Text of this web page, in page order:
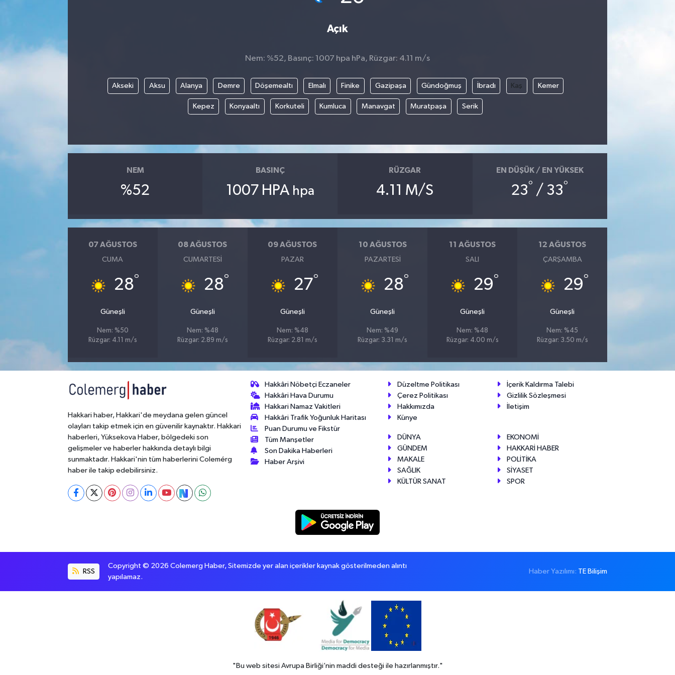
Açık
Nem: %52, Basınç: 1007 hpa hPa, Rüzgar: 4.11 m/s
Akseki Aksu Alanya Demre Döşemealtı Elmalı Finike Gazipaşa Gündoğmuş İbradı Kaş Kemer
Kepez Konyaaltı Korkuteli Kumluca Manavgat Muratpaşa Serik
NEM
%52
BASINÇ
1007 HPA hpa
RÜZGAR
4.11 M/S
EN DÜŞÜK / EN YÜKSEK
23° / 33°
07 AĞUSTOS
CUMA
28°
Güneşli
Nem: %50
Rüzgar: 4.11 m/s
08 AĞUSTOS
CUMARTESI
28°
Güneşli
Nem: %48
Rüzgar: 2.89 m/s
09 AĞUSTOS
PAZAR
27°
Güneşli
Nem: %48
Rüzgar: 2.81 m/s
10 AĞUSTOS
PAZARTESI
28°
Güneşli
Nem: %49
Rüzgar: 3.31 m/s
11 AĞUSTOS
SALI
29°
Güneşli
Nem: %48
Rüzgar: 4.00 m/s
12 AĞUSTOS
ÇARŞAMBA
29°
Güneşli
Nem: %45
Rüzgar: 3.50 m/s
Hakkari haber, Hakkari'de meydana gelen güncel
olayları takip etmek için en güvenilir kaynaktır. Hakkari
haberleri, Yüksekova Haber, bölgedeki son
gelişmeler ve haberler hakkında detaylı bilgi
sunmaktadır. Hakkari'nin tüm haberlerini Colemérg
haber ile takip edebilirsiniz.
Hakkâri Nöbetçi Eczaneler
Hakkâri Hava Durumu
Hakkari Namaz Vakitleri
Hakkâri Trafik Yoğunluk Haritası
Puan Durumu ve Fikstür
Tüm Manşetler
Son Dakika Haberleri
Haber Arşivi
Düzeltme Politikası
İçerik Kaldırma Talebi
Çerez Politikası
Gizlilik Sözleşmesi
Hakkımızda
İletişim
Künye
DÜNYA
EKONOMİ
GÜNDEM
HAKKARİ HABER
MAKALE
POLİTİKA
SAĞLIK
SİYASET
KÜLTÜR SANAT
SPOR
RSS
Copyright © 2026 Colemerg Haber, Sitemizde yer alan içerikler kaynak gösterilmeden alıntı
yapılamaz.
Haber Yazılımı: TE Bilişim
"Bu web sitesi Avrupa Birliği’nin maddi desteği ile hazırlanmıştır."
İLGİNÇ HABERLER
SİYASET
YAŞAM